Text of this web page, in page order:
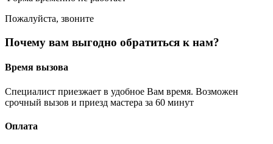
Пожалуйста, звоните
Почему вам выгодно обратиться к нам?
Время вызова
Специалист приезжает в удобное Вам время. Возможен
срочный вызов и приезд мастера за 60 минут
Оплата